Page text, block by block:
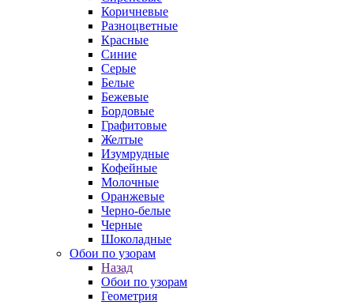
Коричневые
Разноцветные
Красные
Синие
Серые
Белые
Бежевые
Бордовые
Графитовые
Желтые
Изумрудные
Кофейные
Молочные
Оранжевые
Черно-белые
Черные
Шоколадные
Обои по узорам
Назад
Обои по узорам
Геометрия